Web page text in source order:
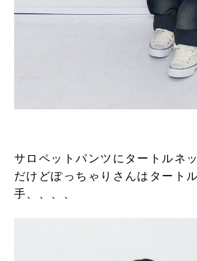
サロペットパンツにタートルネ
だけどぽっちゃりさんはタート
手、、、、